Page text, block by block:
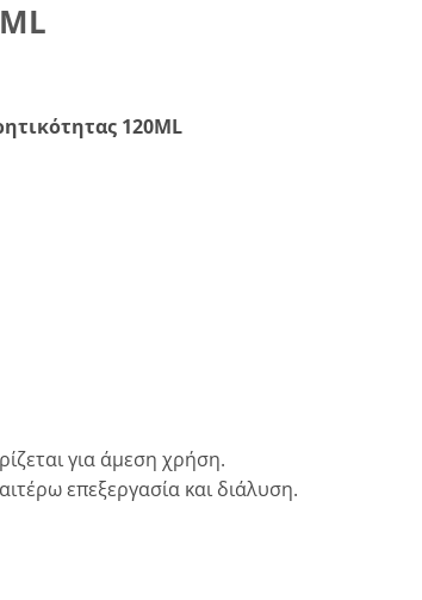
120ML
για άμεση χρήση.
επεξεργασία και διάλυση.